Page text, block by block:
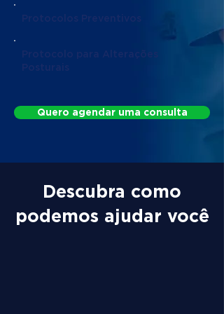
Protocolos Preventivos
Protocolo para Alterações
Posturais
Quero agendar uma consulta
Descubra como
podemos ajudar você